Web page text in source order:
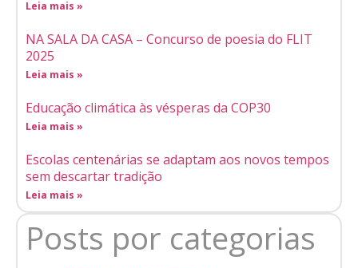
Leia mais »
NA SALA DA CASA – Concurso de poesia do FLIT
2025
Leia mais »
Educação climática às vésperas da COP30
Leia mais »
Escolas centenárias se adaptam aos novos tempos
sem descartar tradição
Leia mais »
Posts por categorias